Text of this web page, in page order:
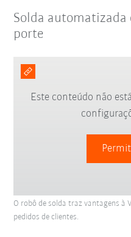
Solda
porte
Este conteúdo não
O robô de solda traz vantagens à
pedidos de clientes.